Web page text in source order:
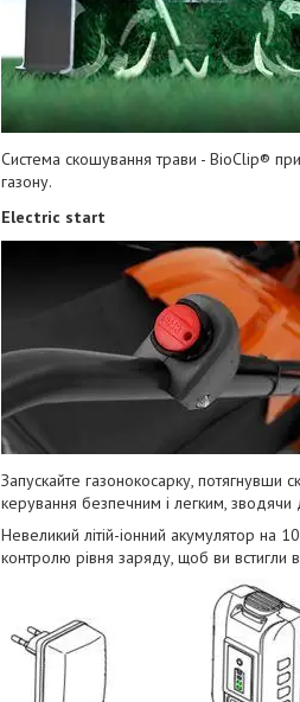
Система скошування трави - BioClip®
газону.
Electric start
Запускайте газонокосарку, потягнувши
керування безпечним і легким,
Невеликий літій-іонний акумулятор на
контролю рівня заряду, щоб ви встигли